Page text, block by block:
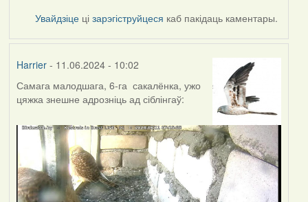
Увайдзіце цізарэгіструйцеся каб пакідаць каментары.
Harrier- 11.06.2024 - 10:02
Самага малодшага, 6-га сакалёнка, ужо
цяжка знешне адрозніць ад сіблінгаў: